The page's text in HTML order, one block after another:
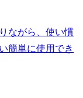
ながら、使い慣
簡単に使用でき